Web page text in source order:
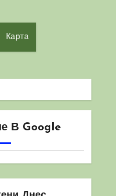
Карта
В Google